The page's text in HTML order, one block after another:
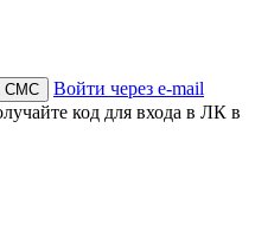
СМС
Войти через e-mail
код для входа в ЛК в